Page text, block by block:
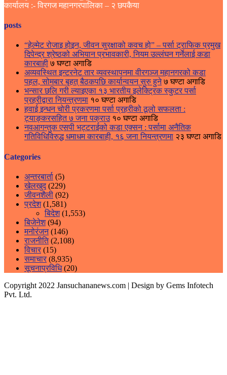
कार्यालय :- विरगज महानगरपालिका – २ छपकैया
posts
“हेल्मेट रोजाइ होइन, जीवन सुरक्षाको कवच हो” – पर्सा ट्राफिक प्रमुख
दिपेन्द्र श्रेष्ठको अभियान प्रभावकारी, नियम उल्लंघन गर्नेलाई कडा
कारबाही ७ घण्टा अगाडि
अव्यवस्थित इन्टरनेट तार व्यवस्थापनमा वीरगञ्ज महानगरको कडा
पहल, सोमबार बृहत् बैठकपछि कार्यान्वयन सुरु हुने ७ घण्टा अगाडि
भन्सार छलि गरी ल्याइएका १३ भारतीय इलेक्ट्रिक स्कुटर पर्सा
प्रहरीद्वारा नियन्त्रणमा १० घण्टा अगाडि
हवाई इन्धन चोरी प्रकरणमा पर्सा प्रहरीको ठूलो सफलता :
ट्याङ्करसहित ७ जना पक्राउ १० घण्टा अगाडि
नवआगन्तुक एसपी भट्टराईको कडा एक्सन : पर्सामा अनैतिक
गतिविधिविरुद्ध धमाधम कारबाही, १६ जना नियन्त्रणमा २३ घण्टा अगाडि
Categories
अन्तरबार्ता (5)
खेलखुद(229)
जीवनशैली (92)
प्रदेश(1,581)
बिदेश(1,553)
बिजेनेश(94)
मनोरंजन(146)
राजनीति(2,108)
विचार(15)
समाचार(8,935)
सूचनाप्रविधि(20)
Copyright 2022 Jansuchananews.com | Design by Gems Infotech
Pvt. Ltd.